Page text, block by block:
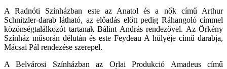
A Radnóti Színházban este az Anatol és a nők című Arthur
Schnitzler-darab látható, az előadás előtt pedig Ráhangoló címmel
közönségtalálkozót tartanak Bálint András rendezővel. Az Örkény
Színház műsorán délután és este Feydeau A hülyéje című darabja,
Mácsai Pál rendezése szerepel.
A Belvárosi Színházban az Orlai Produkció Amadeus című